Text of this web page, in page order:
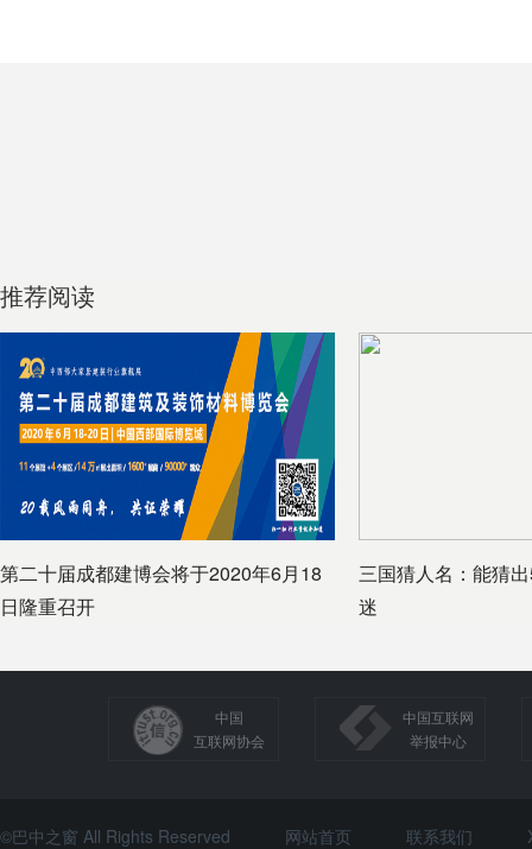
推荐阅读
第二十届成都建博会将于2020年6月18
日隆重召开
三国猜人名：能猜
迷
中国
互联网协会
中国互联网
举报中心
©巴中之窗 All Rights Reserved 网站首页 联系我们